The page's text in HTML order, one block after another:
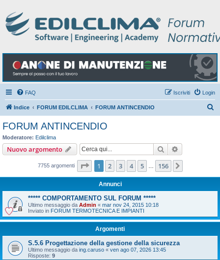
FAQ Login
Iscriviti
Indice FORUM EDILCLIMA FORUM ANTINCENDIO
FORUM ANTINCENDIO
Moderatore: Edilclima
Nuovo argomento Cerca
7755 argomenti Pagina di 156
1 2 3 4 5 156
Annunci
***** COMPORTAMENTO SUL FORUM *****
Ultimo messaggio da Admin « mar nov 24, 2015 10:18
Inviato in FORUM TERMOTECNICA E IMPIANTI
Argomenti
S.5.6 Progettazione della gestione della sicurezza
Ultimo messaggio da ing.caruso « ven ago 07, 2026 13:45
Risposte: 9